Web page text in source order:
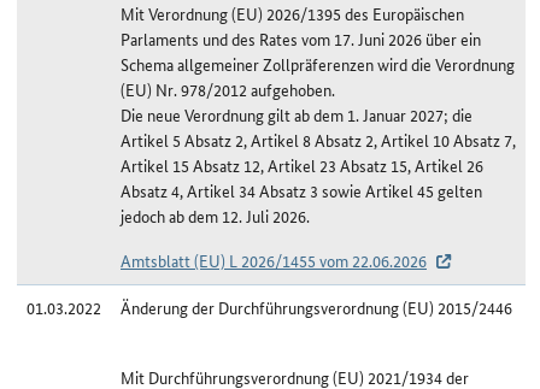
Mit Verordnung (EU) 2026/1395 des Europäischen
Parlaments und des Rates vom 17. Juni 2026 über ein
Schema allgemeiner Zollpräferenzen wird die Verordnung
(EU) Nr. 978/2012 aufgehoben.
Die neue Verordnung gilt ab dem 1. Januar 2027; die
Artikel 5 Absatz 2, Artikel 8 Absatz 2, Artikel 10 Absatz 7,
Artikel 15 Absatz 12, Artikel 23 Absatz 15, Artikel 26
Absatz 4, Artikel 34 Absatz 3 sowie Artikel 45 gelten
jedoch ab dem 12. Juli 2026.
Amtsblatt (EU) L 2026/1455 vom 22.06.2026
01.03.2022
Änderung der Durchführungsverordnung (EU) 2015/2446
Mit Durchführungsverordnung (EU) 2021/1934 der